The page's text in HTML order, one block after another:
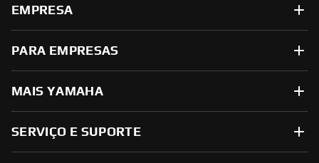
EMPRESA
PARA EMPRESAS
MAIS YAMAHA
SERVIÇO E SUPORTE